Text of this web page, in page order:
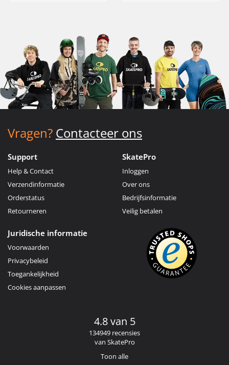
Vragen? Contacteer ons
Support
Help & Contact
Verzendinformatie
Orderstatus
Retourneren
SkatePro
Inloggen
Over ons
Bedrijfsinformatie
Veilig betalen
Juridische informatie
Voorwaarden
Privacybeleid
Toegankelijkheid
Cookies aanpassen
4.8 van 5
134949 recensies
van SkatePro
Toon alle